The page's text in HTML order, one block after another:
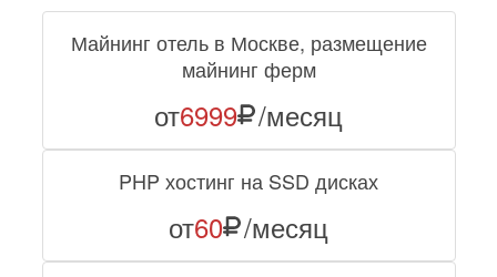
Майнинг отель в Москве, размещение
майнинг ферм
от6999 /месяц
PHP хостинг на SSD дисках
от60 /месяц